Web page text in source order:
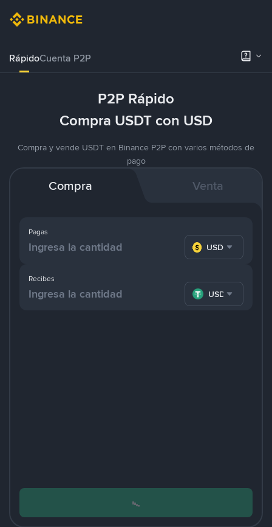
RápidoCuenta P2P
P2P Rápido
Compra USDT con USD
Compra y vende USDT en Binance P2P con varios métodos de
pago
Compra Venta
Pagas
USD
Recibes
USDT